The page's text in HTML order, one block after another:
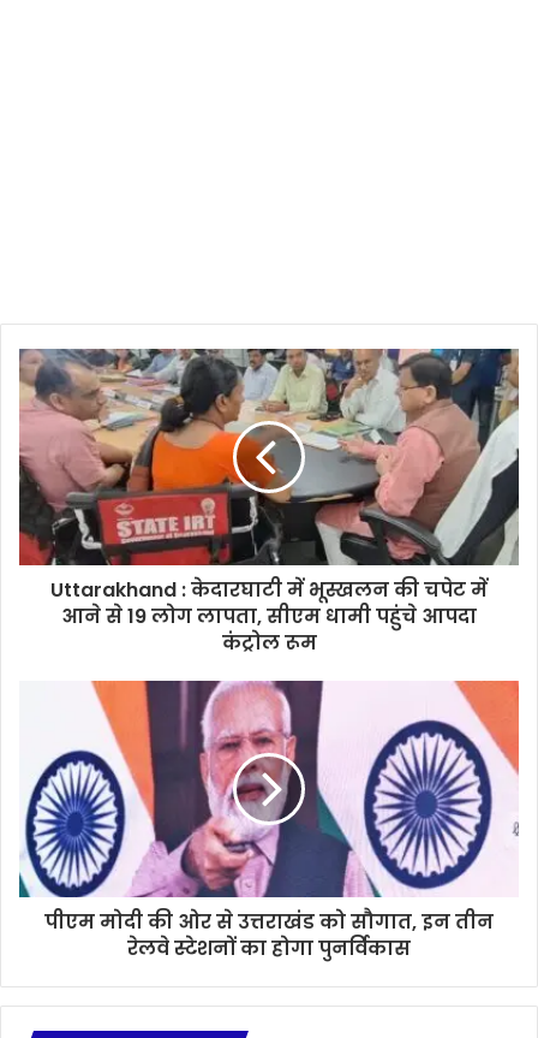
Uttarakhand : केदारघाटी में भूस्खलन की चपेट में
आने से 19 लोग लापता, सीएम धामी पहुंचे आपदा
कंट्रोल रूम
पीएम मोदी की ओर से उत्तराखंड को सौगात, इन तीन
रेलवे स्टेशनों का होगा पुनर्विकास